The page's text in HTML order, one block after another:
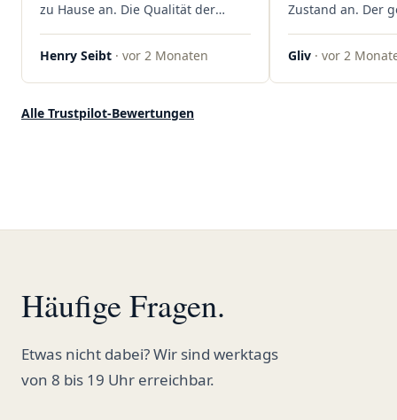
zu Hause an. Die Qualität der
Blüten ist auch immer auf einem
hohen Niveau, die Auswahl ist
ordentlich gelagert, ich hatte nur
Henry Seibt · vor 2 Monaten
Zustand an. Der
war
professionell.
Gliv · vor 2
Alle Trustpilot-Bewertungen
Häufige Fragen.
Etwas nicht dabei? Wir sind werktags
von 8 bis 19 Uhr erreichbar.